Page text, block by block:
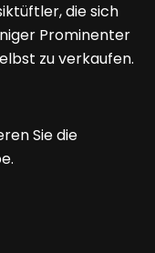
die sich
Prominenter
zu verkaufen.
Sie die